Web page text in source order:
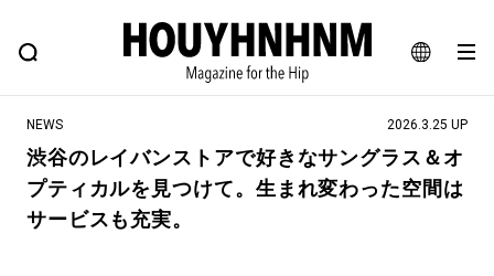
JA
EN
FEATURE BLOG SNAP
ヒップなファッション、カルチャー、ライフスタイルWEBマガジン
#注目のタグ
NEWS 2026.3.25 UP
渋谷のレイバンストアで好きなサングラス＆オ
プティカルを見つけて。生まれ変わった空間は
サービスも充実。